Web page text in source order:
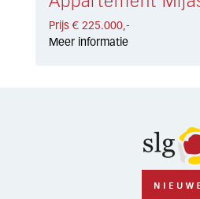
Prijs € 225.000,-
Meer informatie